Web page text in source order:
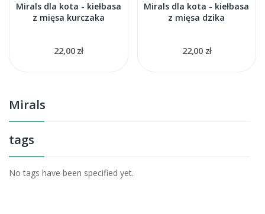
Mirals
tags
No tags have been specified yet.
Mirals dla kota - kiełbasa
z mięsa kurczaka
22,00 zł
Mirals dla kota - kiełbasa
z mięsa dzika
22,00 zł